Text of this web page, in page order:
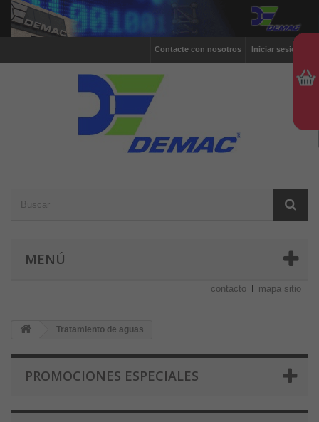
Iniciar sesión
Contacte con nosotros
MENÚ
contacto mapa sitio
Tratamiento de aguas
PROMOCIONES ESPECIALES